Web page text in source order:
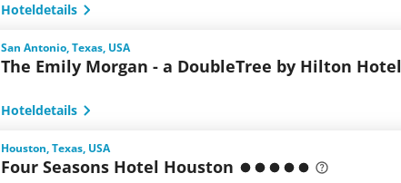
Hoteldetails
San Antonio, Texas, USA
The Emily Morgan - a DoubleTree by Hilton Hotel
Hoteldetails
Houston, Texas, USA
Four Seasons Hotel Houston